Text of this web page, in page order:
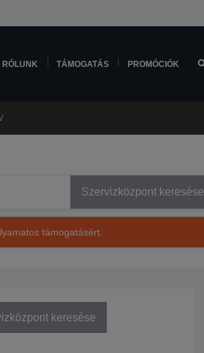
RÓLUNK TÁMOGATÁS PROMÓCIÓK
Szervizközpont keresése
támogatásért.
keresése